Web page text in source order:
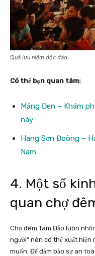
Quà lưu niệm độc đáo
Có thể bạn quan tâm:
Măng Đen – Khám
này
Hang Sơn Đoòng –
Nam
4. Một số
quan chợ
Chợ đêm Tam Đảo luôn
người” nên có thể xuất
muốn. Để đảm bảo sự an